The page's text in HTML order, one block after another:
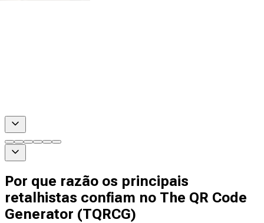
Por que razão os principais
retalhistas confiam no The QR Code
Generator (TQRCG)